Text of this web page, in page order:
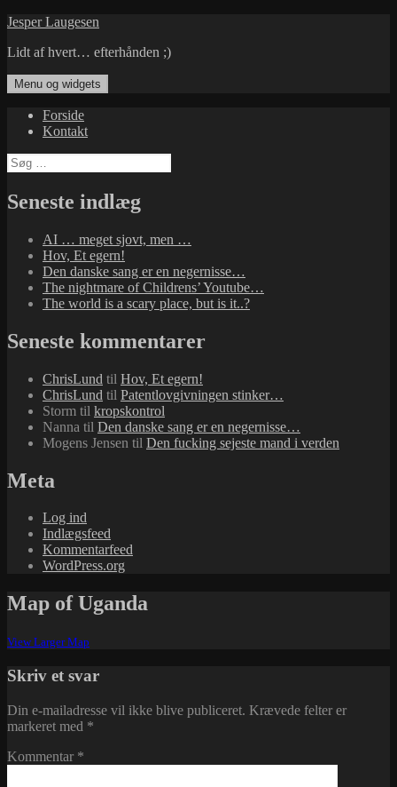
Hop
indhold
Jesper Laugesen
Lidt af hvert… efterhånden ;)
Menu og widgets
Forside
Kontakt
Søg
efter:
Seneste indlæg
AI … meget sjovt, men …
Hov, Et egern!
Den danske sang er en negernisse…
The nightmare of Childrens’ Youtube…
The world is a scary place, but is it..?
Seneste kommentarer
ChrisLund til Hov, Et egern!
ChrisLund til Patentlovgivningen stinker…
Storm til kropskontrol
Nanna til Den danske sang er en negernisse…
Mogens Jensen til Den fucking sejeste mand i verden
Meta
Log ind
Indlægsfeed
Kommentarfeed
WordPress.org
Map of Uganda
View Larger Map
Skriv et svar
Din e-mailadresse vil ikke blive publiceret. Krævede felter er
markeret med *
Kommentar *